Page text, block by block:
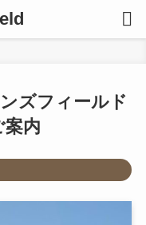
ズフィールド
案内